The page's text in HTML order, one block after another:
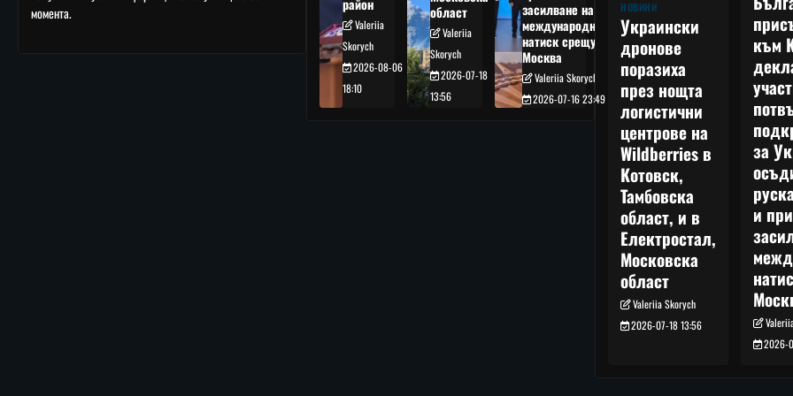
момента.
район
Valeriia
Skorych
2026-08-06
18:10
област
Valeriia
Skorych
2026-07-18
13:56
засилване на
международния
натиск срещу
Москва
Valeriia Skorych
2026-07-16 23:49
НОВИНИ
Украински
дронове
поразиха
през нощта
логистични
центрове на
Wildberries в
Котовск,
Тамбовска
област, и в
Електростал,
Московска
област
Valeriia Skorych
2026-07-18 13:56
към
за
и
2026-